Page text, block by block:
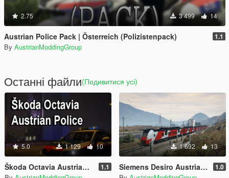
2.75 3 499 14
Austrian Police Pack | Österreich (Polizistenpack) 1.1
By AustrianModdingGroup
Останні файли(Подивитися усі)
5.0 1 129 10
Škoda Octavia Austrian Police | ELS | ÖSTERREICH 1.1
1 692 13
Siemens Desiro Austrian Federal Railways | ÖBB | ÖSTERREICH 1.0